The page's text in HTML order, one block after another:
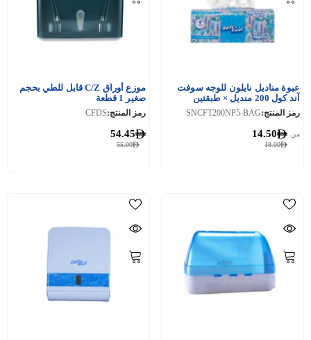
عبوة مناديل نايلون للوجه سوفت
آند كول 200 منديل × طبقتين
رمز المنتج:SNCFT200NP5-BAG
18.00
من 14.50
موزع أوراق C/Z قابل للطي بحجم
صغير 1 قطعة
رمز المنتج:CFDS
55.00
54.45